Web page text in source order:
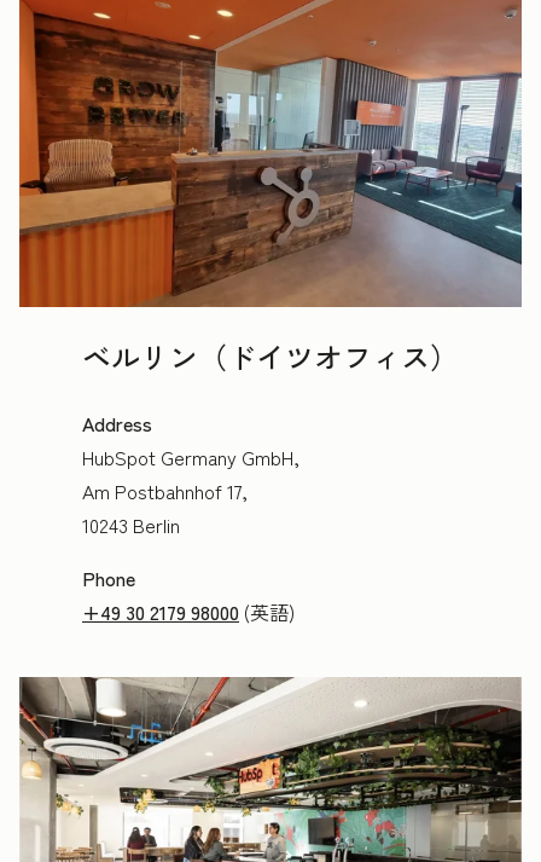
ベルリン（ドイツオフィス）
Address
HubSpot Germany GmbH,
Am Postbahnhof 17,
10243 Berlin
Phone
+49 30 2179 98000 (英語)